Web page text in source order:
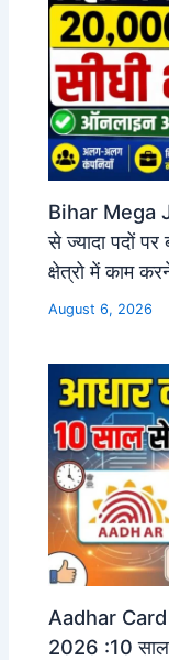
Bihar Mega
से ज्यादा पदों
क्षेत्रो में काम
August 6, 2026
Aadhar
2026 :10 साल